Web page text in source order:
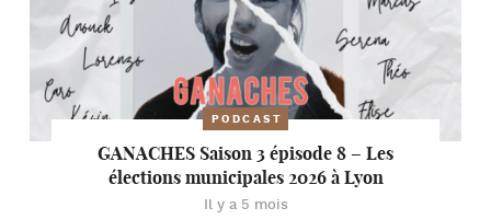
PODCAST
GANACHES Saison 3 épisode 8 – Les
élections municipales 2026 à Lyon
Il y a 5 mois